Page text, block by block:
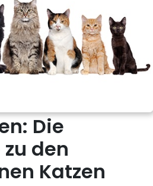
Die
den
Katzen